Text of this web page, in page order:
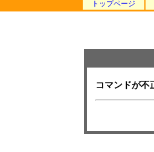
トップページ
コマンドが不